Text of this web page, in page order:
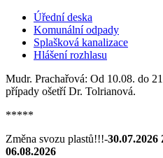
Úřední deska
Komunální odpady
Splašková kanalizace
Hlášení rozhlasu
Mudr. Prachařová: Od 10.08. do
případy ošetří Dr. Tolrianová.
*****
Změna svozu plastů!!!-
06.08.2026